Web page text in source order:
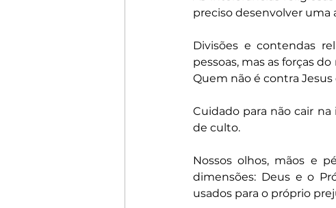
preciso desenvolver
Divisões e contendas
pessoas, mas as forças
Quem não é contra
Cuidado para não cair
de culto.
Nossos olhos, mãos e
dimensões: Deus e o
usados para o próprio